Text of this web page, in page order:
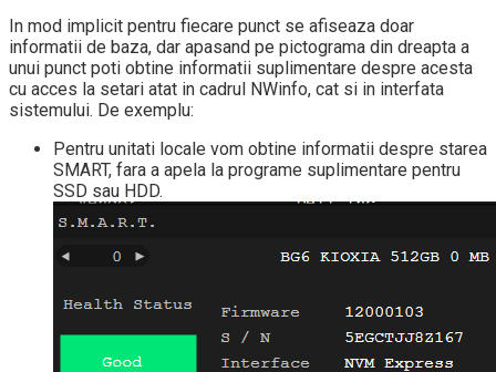
In mod implicit pentru fiecare punct se afiseaza doar
informatii de baza, dar apasand pe pictograma din dreapta a
unui punct poti obtine informatii suplimentare despre acesta
cu acces la setari atat in cadrul NWinfo, cat si in interfata
sistemului. De exemplu:
Pentru unitati locale vom obtine informatii despre starea
SMART, fara a apela la programe suplimentare pentru
SSD sau HDD.